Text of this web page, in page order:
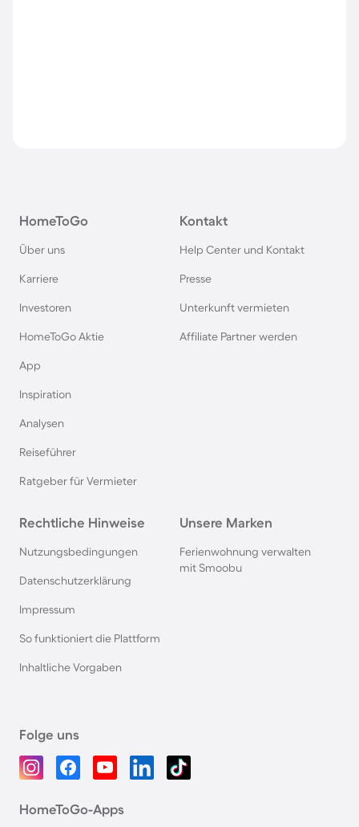
HomeToGo
Über uns
Karriere
Investoren
HomeToGo Aktie
App
Inspiration
Analysen
Reiseführer
Ratgeber für Vermieter
Kontakt
Help Center und Kontakt
Presse
Unterkunft vermieten
Affiliate Partner werden
Rechtliche Hinweise
Nutzungsbedingungen
Datenschutzerklärung
Impressum
So funktioniert die Plattform
Inhaltliche Vorgaben
Unsere Marken
Ferienwohnung verwalten
mit Smoobu
Folge uns
HomeToGo-Apps